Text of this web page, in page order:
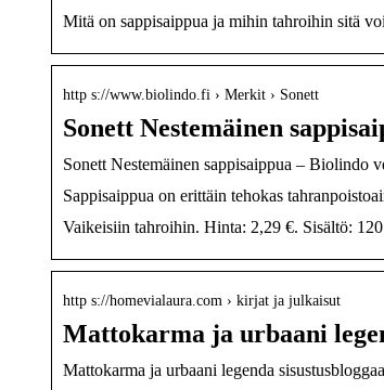
Mitä on sappisaippua ja mihin tahroihin sitä
http s://www.biolindo.fi › Merkit › Sonett
Sonett Nestemäinen
Sonett Nestemäinen sappisaippua – Biolindo
Sappisaippua on erittäin tehokas
Vaikeisiin tahroihin. Hinta: 2,29 €. Sisältö:
http s://homevialaura.com › kirjat ja julkaisut
Mattokarma ja urbaani
Mattokarma ja urbaani legenda